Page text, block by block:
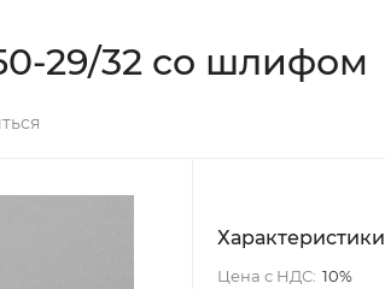
29/32 со шлифом
Характеристики
Цена с НДС: 10%